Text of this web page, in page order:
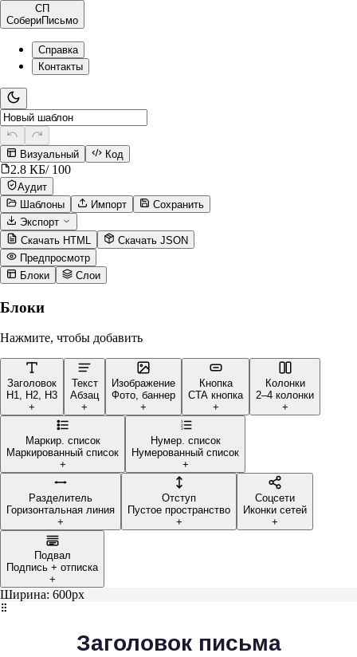
СП
СобериПисьмо
Справка
Контакты
Визуальный Код
2.8 КБ/ 100
Аудит
Шаблоны
Импорт
Сохранить
Экспорт
Скачать HTML
Скачать JSON
Предпросмотр
Блоки
Слои
Блоки
Нажмите, чтобы добавить
Заголовок
H1, H2, H3
+
Текст
Абзац
+
Изображение
Фото, баннер
+
Кнопка
CTA кнопка
+
Колонки
2–4 колонки
+
Маркир. список
Маркированный список
+
1
2
3
Нумер. список
Нумерованный список
+
Разделитель
Горизонтальная линия
+
Отступ
Пустое пространство
+
Соцсети
Иконки сетей
+
Подвал
Подпись + отписка
+
Ширина: 600px
Заголовок письма